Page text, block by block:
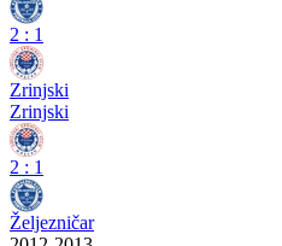
2 : 1
Zrinjski
Zrinjski
2 : 1
Željezničar